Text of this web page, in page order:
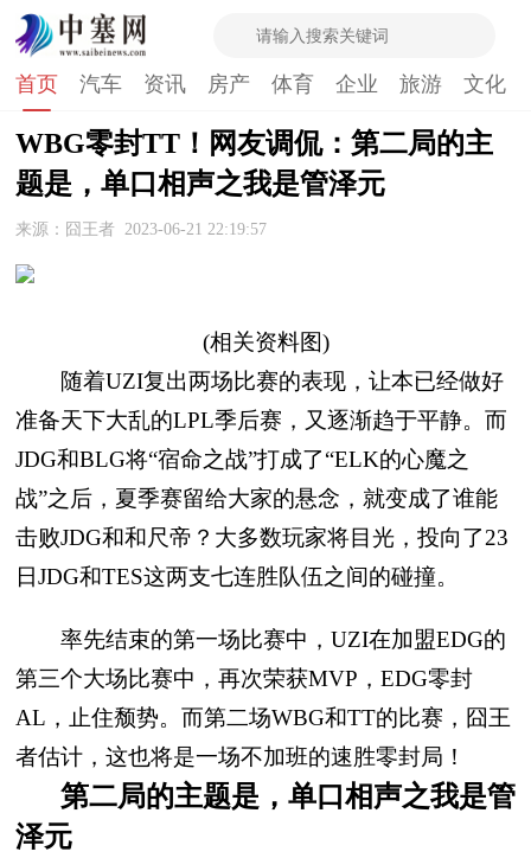
首页 汽车 资讯 房产 体育 企业 旅游 文化
WBG零封TT！网友调侃：第二局的主
题是，单口相声之我是管泽元
来源：囧王者 2023-06-21 22:19:57
(相关资料图)
随着UZI复出两场比赛的表现，让本已经做好
准备天下大乱的LPL季后赛，又逐渐趋于平静。而
JDG和BLG将“宿命之战”打成了“ELK的心魔之
战”之后，夏季赛留给大家的悬念，就变成了谁能
击败JDG和和尺帝？大多数玩家将目光，投向了23
日JDG和TES这两支七连胜队伍之间的碰撞。
率先结束的第一场比赛中，UZI在加盟EDG的
第三个大场比赛中，再次荣获MVP，EDG零封
AL，止住颓势。而第二场WBG和TT的比赛，囧王
者估计，这也将是一场不加班的速胜零封局！
第二局的主题是，单口相声之我是管
泽元